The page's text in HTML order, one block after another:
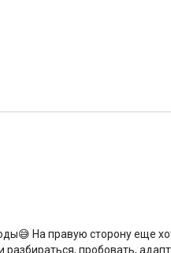
На правую сторону еще
разбираться, пробовать,